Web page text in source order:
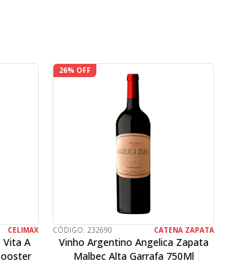
CELIMAX
Vita A
26% OFF
CÓDIGO: 232690 CATENA ZAPATA
Vinho Argentino Angelica Zapata
Malbec Alta Garrafa 750Ml